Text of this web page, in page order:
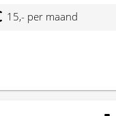
15,- per maand